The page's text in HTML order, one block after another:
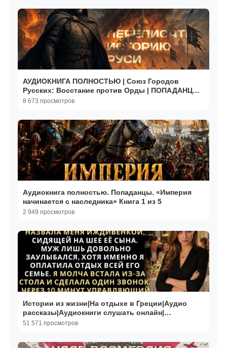
АУДИОКНИГА ПОЛНОСТЬЮ | Союз Городов
Русских: Восстание против Орды | ПОПАДАНЦЫ |
Книга №1
8 673 просмотров
Аудиокнига полностью. Попаданцы. «Империя
начинается с наследника» Книга 1 из 5
2 949 просмотров
Истории из жизни|На отдыхе в Греции|Аудио
рассказы|Аудиокниги слушать онлайн|
Жизненные истории
51 571 просмотров